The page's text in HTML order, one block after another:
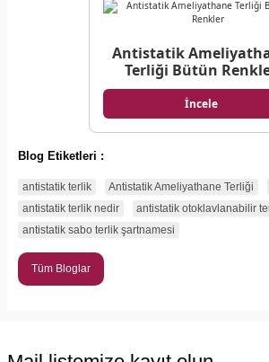
Antistatik
Terliği Bütün
İncele
Blog Etiketleri :
antistatik terlik Antistatik Ameliyathane Terliği
antistatik terlik nedir
antistatik otoklavlanabilir
antistatik sabo terlik şartnamesi
Tüm Bloglar